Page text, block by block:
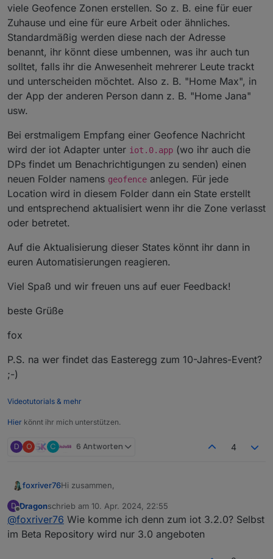
viele Geofence Zonen erstellen. So z. B. eine für euer
Zuhause und eine für eure Arbeit oder ähnliches.
Standardmäßig werden diese nach der Adresse
benannt, ihr könnt diese umbennen, was ihr auch tun
solltet, falls ihr die Anwesenheit mehrerer Leute trackt
und unterscheiden möchtet. Also z. B. "Home Max", in
der App der anderen Person dann z. B. "Home Jana"
usw.
Bei erstmaligem Empfang einer Geofence Nachricht
wird der iot Adapter unter iot.0.app (wo ihr auch die
DPs findet um Benachrichtigungen zu senden) einen
neuen Folder namens geofence anlegen. Für jede
Location wird in diesem Folder dann ein State erstellt
und entsprechend aktualisiert wenn ihr die Zone verlasst
oder betretet.
Auf die Aktualisierung dieser States könnt ihr dann in
euren Automatisierungen reagieren.
Viel Spaß und wir freuen uns auf euer Feedback!
beste Grüße
fox
P.S. na wer findet das Easteregg zum 10-Jahres-Event?
;-)
Videotutorials & mehr
Hier könnt ihr mich unterstützen.
D O C 6 Antworten 4
foxriver76Hi zusammen,
mit der neuen Version v1.1.0 der ioBroker Visu App
ist es nun möglich Geofence Zonen zu definieren
und die Information über das Betreten oder
Verlassen solcher im ioBroker informiert zu werden.
Voraussetzungen:
Benötigt wird die Visu App in v1.1.0 oder
D
Offline
Dragonschrieb am 10. Apr. 2024, 22:55
zuletzt editiert von
@foxriver76 Wie komme ich denn zum iot 3.2.0? Selbst
im Beta Repository wird nur 3.0 angeboten